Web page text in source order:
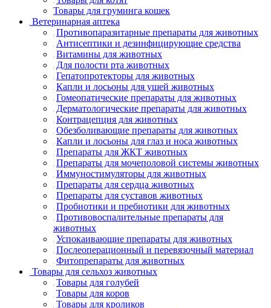
Товары для груминга кошек
Ветеринарная аптека
Противопаразитарные препараты для животных
Антисептики и дезинфицирующие средства
Витамины для животных
Для полости рта животных
Гепатопротекторы для животных
Капли и лосьоны для ушей животных
Гомеопатические препараты для животных
Дерматологические препараты для животных
Контрацепция для животных
Обезболивающие препараты для животных
Капли и лосьоны для глаз и носа животных
Препараты для ЖКТ животных
Препараты для мочеполовой системы животных
Иммуностимуляторы для животных
Препараты для сердца животных
Препараты для суставов животных
Пробиотики и пребиотики для животных
Противовоспалительные препараты для
животных
Успокаивающие препараты для животных
Послеоперационный и перевязочный материал
Фитопрепараты для животных
Товары для сельхоз животных
Товары для голубей
Товары для коров
Товары для кроликов